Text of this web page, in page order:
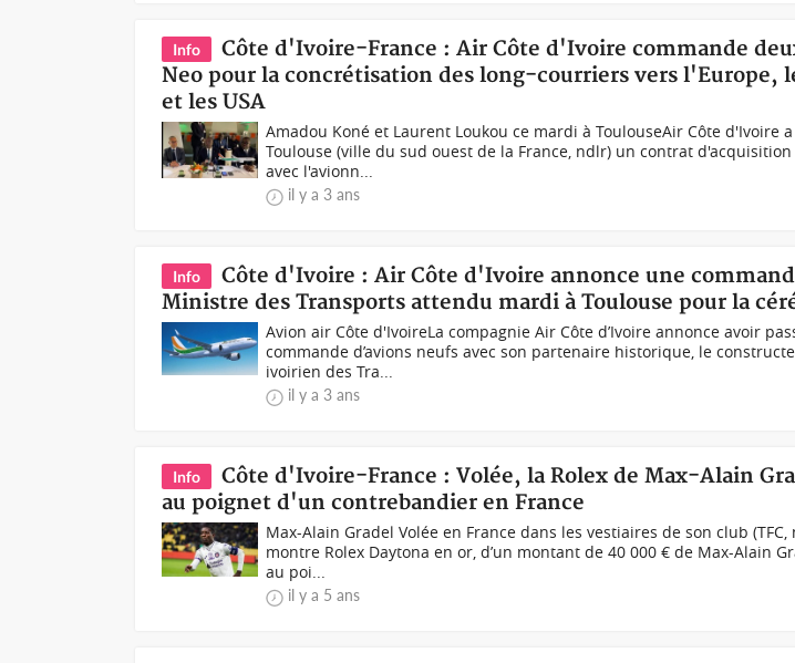
Info
Côte d'Ivoire-France : Air Côte d'Ivoire commande
Neo pour la concrétisation des long-courriers vers l'Europe,
et les USA
Amadou Koné et Laurent Loukou ce mardi à ToulouseAir Côte d'Ivoire
Toulouse (ville du sud ouest de la France, ndlr) un contrat
avec l'avionn...
il y a 3 ans
Info
Côte d'Ivoire : Air Côte d'Ivoire annonce une
Ministre des Transports attendu mardi à Toulouse pour la
Avion air Côte d'IvoireLa compagnie Air Côte d’Ivoire annonce avoir
commande d’avions neufs avec son partenaire historique, le
ivoirien des Tra...
il y a 3 ans
Info
Côte d'Ivoire-France : Volée, la Rolex de Max-Alain
au poignet d'un contrebandier en France
Max-Alain Gradel Volée en France dans les vestiaires de son club
montre Rolex Daytona en or, d’un montant de 40 000 € de Max-Alain
au poi...
il y a 5 ans